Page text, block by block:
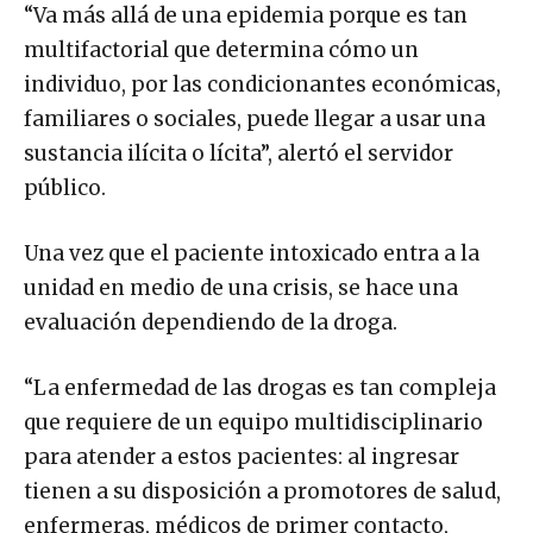
“Va más allá de una epidemia porque es tan
multifactorial que determina cómo un
individuo, por las condicionantes económicas,
familiares o sociales, puede llegar a usar una
sustancia ilícita o lícita”, alertó el servidor
público.
Una vez que el paciente intoxicado entra a la
unidad en medio de una crisis, se hace una
evaluación dependiendo de la droga.
“La enfermedad de las drogas es tan compleja
que requiere de un equipo multidisciplinario
para atender a estos pacientes: al ingresar
tienen a su disposición a promotores de salud,
enfermeras, médicos de primer contacto,